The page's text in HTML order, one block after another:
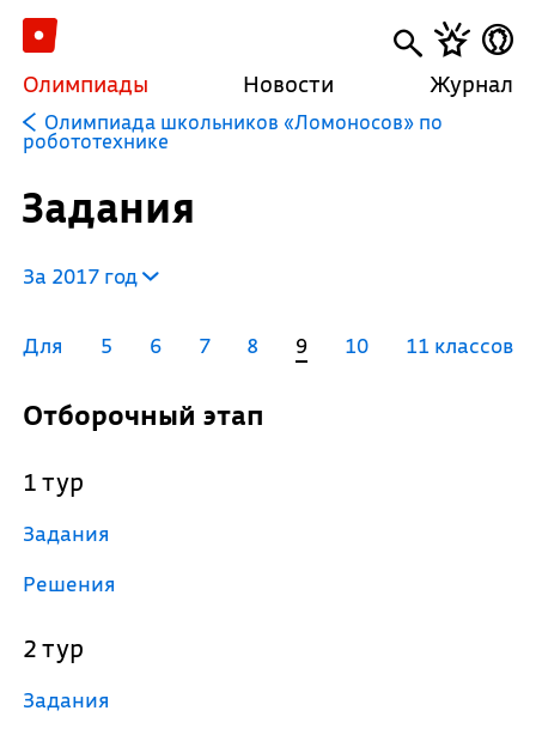
Олимпиады Новости Журнал
Олимпиада школьников «Ломоносов» по
робототехнике
Задания
За 2017 год
Для 5 6 7 8 9 10 11 классов
Отборочный этап
1 тур
Задания
Решения
2 тур
Задания